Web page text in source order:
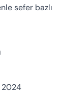
sefer bazlı
2024